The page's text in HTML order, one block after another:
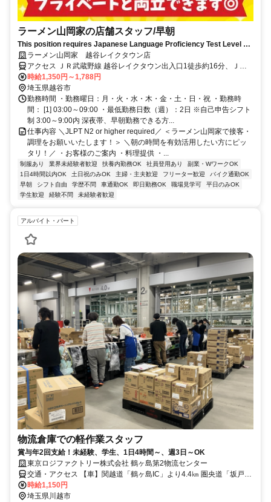
ラーメン山岡家の店舗スタッフ/早朝
This position requires Japanese Language Proficiency Test Level N2
or higher.【早朝／3～9時】朝5時までは時給1,688円～！週2日・1日2h
～OK★「仕事前の朝活に」「午後からは自由時間」などWワークにも最
適！
ラーメン山岡家 越谷レイクタウン店
アクセス ＪＲ武蔵野線 越谷レイクタウン出入口1徒歩約16分、ＪＲ
武蔵野線 南越谷北口徒歩約39分、東武伊勢崎線〔スカイツリーライ
ン〕 越谷東口(南側)徒歩約40分 「越谷レイクタウン駅」より徒歩約
10～15分！国道4号線沿いで車通勤もラクラク※ 車・バイク通勤OK
時給1,350円～1,788円
埼玉県越谷市
勤務時間 ・勤務曜日：月・火・水・木・金・土・日・祝 ・勤務時
間： [1] 03:00～09:00 ・最低勤務日数（週）：2日 ※自己申告シフト
制 3:00～9:00内 深夜帯、早朝勤務できる方...
仕事内容 ＼JLPT N2 or higher required／ ＜ラーメン山岡家で接客・
調理をお願いいたします！＞ ＼朝の時間を有効活用したい方にピッ
タリ！／ ・お客様のご案内 ・料理提供 ・...
制服あり 業界未経験者歓迎 扶養内勤務OK 社員登用あり
副業・WワークOK
1日4時間以内OK
土日祝のみOK 主婦・主夫歓迎 フリーター歓迎
バイク通勤OK
早朝
シフト自由 学歴不問 車通勤OK 即日勤務OK 職場見学可
平日のみOK
学生歓迎
経験不問 未経験者歓迎
アルバイト・パート
物流倉庫での軽作業スタッフ
賞与年2回支給！未経験、学生、1日4時間～、週3日～OK
東京ロジファクトリー株式会社 鶴ヶ島第2物流センター
交通・アクセス 【車】関越道「鶴ヶ島IC」より4.4㎞ 圏央道「坂戸
IC」より4.2㎞ 圏央道「圏央鶴ヶ島IC」より5.2㎞ 【電車】東武東上
線「若葉駅」より2.1㎞
時給1,150円
埼玉県川越市